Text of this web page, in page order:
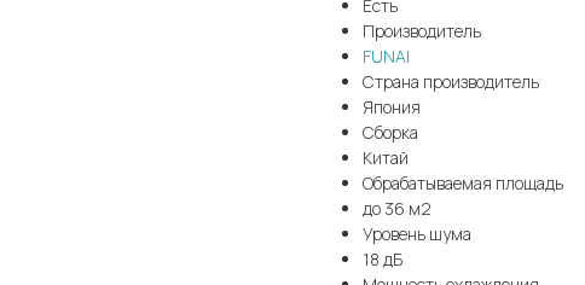
Есть
Производитель
FUNAI
Страна производитель
Япония
Сборка
Китай
Обрабатываемая площадь
до 36 м2
Уровень шума
18 дБ